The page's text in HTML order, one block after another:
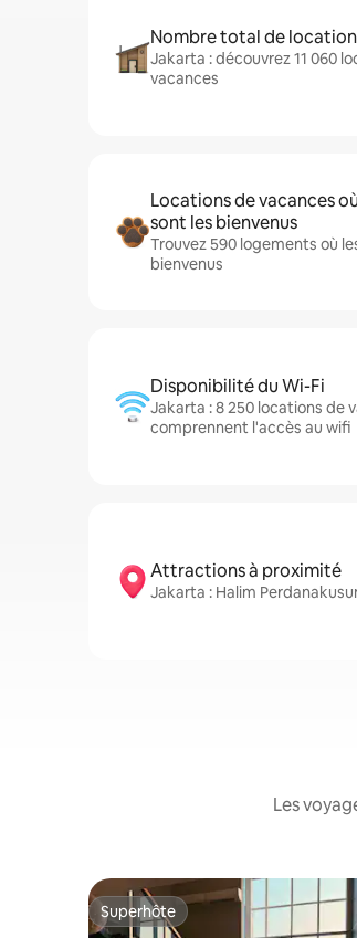
Nombre total de
Jakarta : découvrez 11 060
vacances
Locations de vacances
sont les bienvenus
Trouvez 590 logements où
bienvenus
Disponibilité du Wi-Fi
Jakarta : 8 250 locations de
comprennent l'accès au wifi
Attractions à proximité
Jakarta : Halim
Les
Superhôte
Superhôte